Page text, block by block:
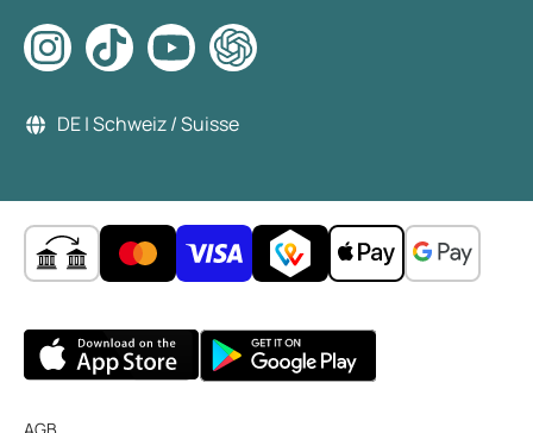
DE | Schweiz / Suisse